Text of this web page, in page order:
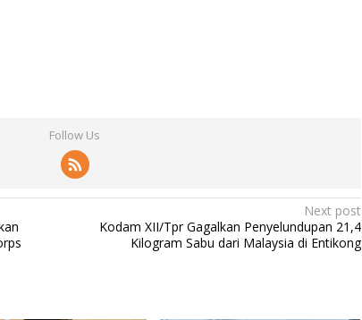
Follow Us
Next post
Kodam XII/Tpr Gagalkan Penyelundupan 21,4
Kilogram Sabu dari Malaysia di Entikong